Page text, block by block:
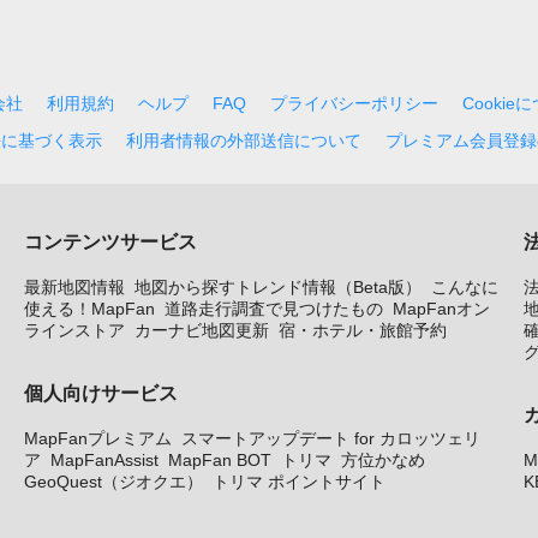
社 利用規約 ヘルプ FAQ プライバシーポリシー
Cookieに
基づく表示
利用者情報の外部送信について プレミアム会員登
コンテンツサービス
最新地図情報 地図から探すトレンド情報（Beta版）
こんなに
使える！MapFan 道路走行調査で見つけたもの MapFanオン
ラインストア
カーナビ地図更新 宿・ホテル・旅館予約
個人向けサービス
MapFanプレミアム
スマートアップデート for カロッツェリ
ア
MapFanAssist MapFan BOT トリマ 方位かなめ
GeoQuest（ジオクエ）
トリマ ポイントサイト